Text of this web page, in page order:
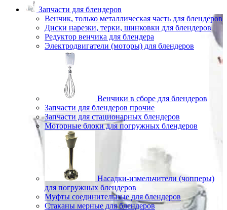
Запчасти для блендеров
Венчик, только металлическая часть для блендеров
Диски нарезки, терки, шинковки для блендеров
Редуктор венчика для блендера
Электродвигатели (моторы) для блендеров
Венчики в сборе для блендеров
Запчасти для блендеров прочие
Запчасти для стационарных блендеров
Моторные блоки для погружных блендеров
Насадки-измельчители (чопперы)
для погружных блендеров
Муфты соединительные для блендеров
Стаканы мерные для блендеров